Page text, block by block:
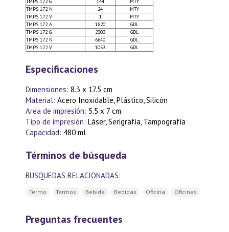
TMPS 172 N
24
MTY
TMPS 172 V
1
MTY
TMPS 172 A
1820
GDL
TMPS 172 G
2303
GDL
TMPS 172 N
6640
GDL
TMPS 172 V
1053 GDL
Especificaciones
Dimensiones: 8.3 x 17.5 cm
Material: Acero Inoxidable, Plástico, Silicón
Area de impresión: 5.5 x 7 cm
Tipo de impresión: Láser, Serigrafía, Tampografía
Capacidad: 480 ml
Términos de búsqueda
BUSQUEDAS RELACIONADAS:
Termo Termos Bebida Bebidas Oficina Oficinas
Preguntas frecuentes